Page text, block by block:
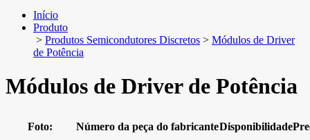
Início
Produto
> Produtos Semicondutores Discretos > Módulos de Driver
de Potência
Módulos de Driver de Potência
Foto: Número da peça do fabricanteDisponibilidade